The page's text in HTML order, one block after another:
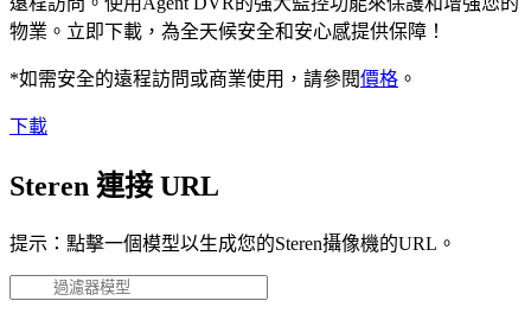
物業。立即下載，為全天候安全和安心感提供保障！
*如需安全的遠程訪問或商業使用，請參閱價格 。
下載
Steren 連接 URL
提示：點擊一個模型以生成您的Steren攝像機的URL。